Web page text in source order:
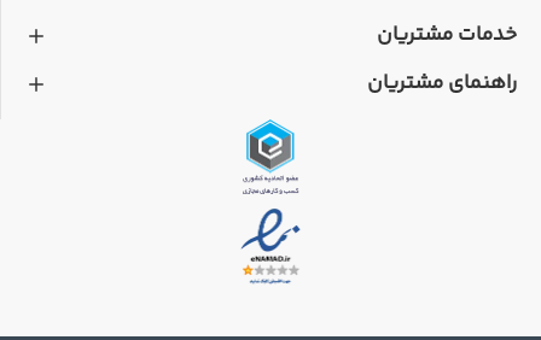
خدمات مشتریان
راهنمای مشتریان